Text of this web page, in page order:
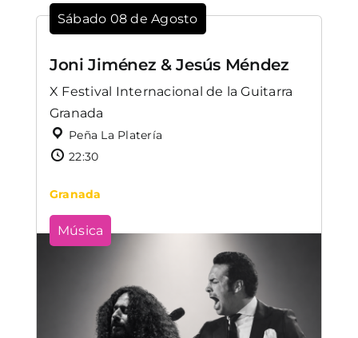
Sábado 08 de Agosto
Joni Jiménez & Jesús Méndez
X Festival Internacional de la Guitarra
Granada
Peña La Platería
22:30
Granada
Música